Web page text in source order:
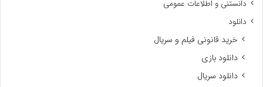
دانستنی و اطلاعات عمومی
دانلود
خرید قانونی فیلم و سریال
دانلود بازی
دانلود سریال